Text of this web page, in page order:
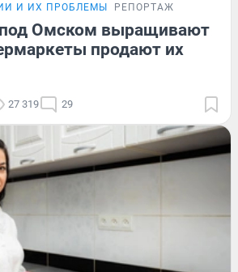
И ИХ ПРОБЛЕМЫ РЕПОРТАЖ
Омском выращивают
продают их
27 319 29